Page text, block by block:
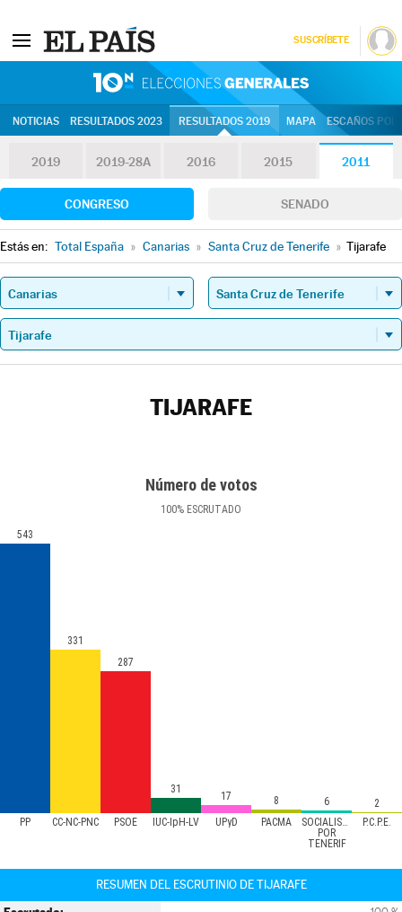
SUSCRÍBETE
NOTICIAS RESULTADOS 2023 RESULTADOS 2019 MAPA ESCAÑOS
2019 2019-28A 2016 2015 2011
CONGRESO SENADO
Estás en: Total España » Canarias » Santa Cruz de Tenerife » Tijarafe
TIJARAFE
Número de votos
100% ESCRUTADO
PP CC-NC-PNC PSOE IUC-IpH-LV UPyD PACMA
SOCIALISTAS
POR
TENERIF
P.C.P.E.
543
331
287
31
17 8 6 2
RESUMEN DEL ESCRUTINIO DE TIJARAFE